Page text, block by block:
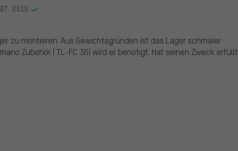
zu montieren. Aus Gewichtsgründen ist das Lager schmaler
Zubehör ( TL-FC 36) wird er benötigt. Hat seinen Zweck erfüllt